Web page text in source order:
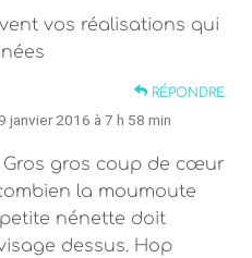
vos réalisations qui
RÉPONDRE
janvier 2016 à 7 h 58 min
Gros gros coup de cœur
la moumoute
nénette doit
dessus. Hop